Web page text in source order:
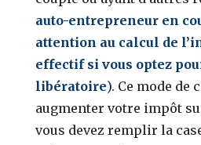
auto-entrepreneur en
attention au calcul de
effectif si vous optez
libératoire). Ce mode de
augmenter votre impôt
vous devez remplir la